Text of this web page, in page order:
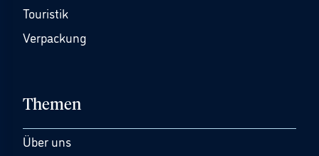
Touristik
Verpackung
Themen
Über uns